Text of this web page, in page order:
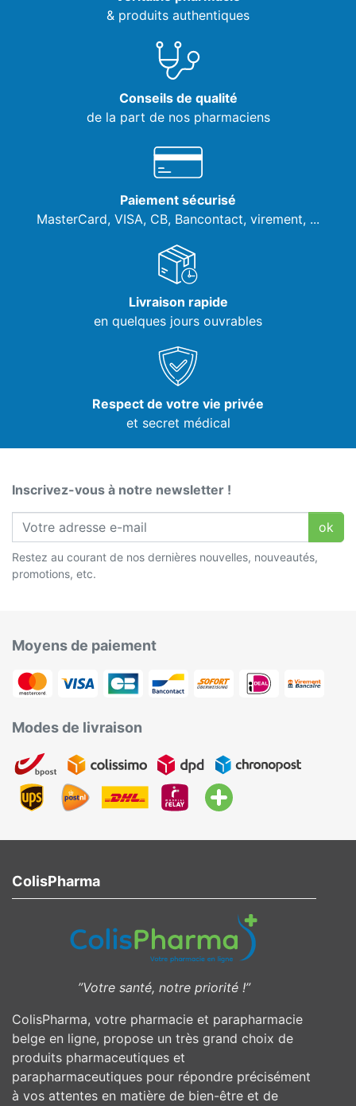
& produits authentiques
Conseils de qualité
de la part de nos pharmaciens
Paiement sécurisé
MasterCard, VISA, CB, Bancontact, virement, ...
Livraison rapide
en quelques jours ouvrables
Respect de votre vie privée
et secret médical
Inscrivez-vous à notre newsletter !
ok
Restez au courant de nos dernières nouvelles, nouveautés,
promotions, etc.
Moyens de paiement
Modes de livraison
ColisPharma
”Votre santé, notre priorité !”
ColisPharma, votre pharmacie et parapharmacie
belge en ligne, propose un très grand choix de
produits pharmaceutiques et
parapharmaceutiques pour répondre précisément
à vos attentes en matière de bien-être et de